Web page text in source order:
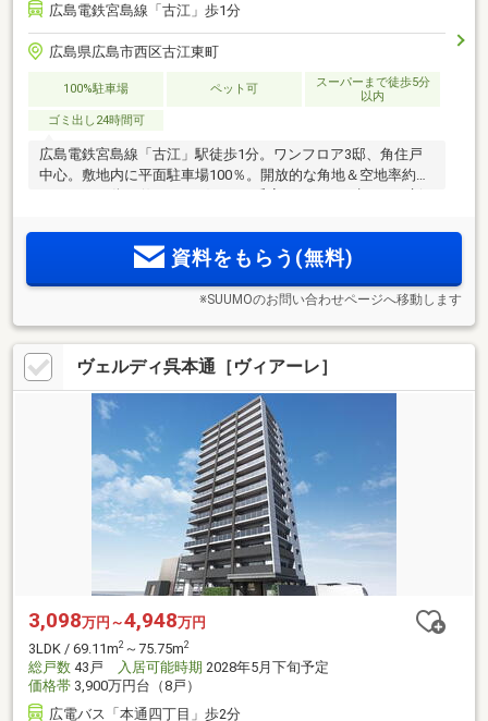
広島電鉄宮島線「古江」歩1分
広島県広島市西区古江東町
100%駐車場 ペット可
スーパーまで徒歩5分
以内
ゴミ出し24時間可
広島電鉄宮島線「古江」駅徒歩1分。ワンフロア3邸、角住戸
中心。敷地内に平面駐車場100％。開放的な角地＆空地率約
資料をもらう(無料)
※SUUMOのお問い合わせページへ移動します
ヴェルディ呉本通［ヴィアーレ］
3,098万円～4,948万円
3LDK / 69.11m2 ～75.75m2
総戸数 43戸 入居可能時期 2028年5月下旬予定
価格帯 3,900万円台（8戸）
広電バス「本通四丁目」歩2分